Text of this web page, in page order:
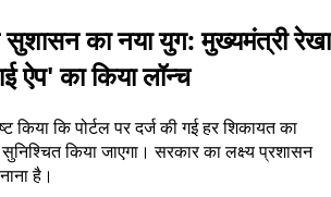
सुशासन का नया युग: मुख्यमंत्री रेखा
ऐप' का किया लॉन्च
किया कि पोर्टल पर दर्ज की गई हर शिकायत का
किया जाएगा। सरकार का लक्ष्य प्रशासन
है।